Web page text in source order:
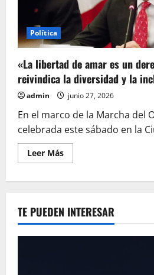
Política
«La libertad de amar es un
reivindica la diversidad y la
admin junio 27, 2026
En el marco de la Marcha del
celebrada este sábado en la
Leer MásLeer
más
amar
es
un
derecho»:
TE PUEDEN INTERESAR